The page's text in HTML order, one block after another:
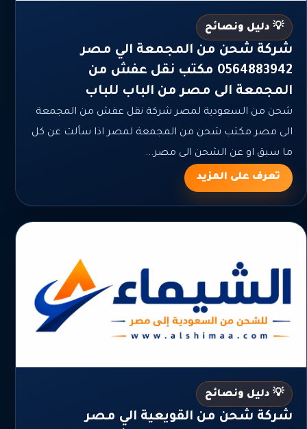
💡 دليل ونصائح
شركة شحن من المجمعة الي مصر
0564883942 مكتب نقل عفش من
المجمعة الى مصر من الباب للباب
شحن من السعودية لمصر شركة نقل عفش من المجمعة
الى مصر مكتب شحن من المجمعة لمصر اذا سألت عن كل
ما سبق او عن الشحن الى مصر...
تعرف على المزيد
💡 دليل ونصائح
شركة شحن من القويعية الي مصر